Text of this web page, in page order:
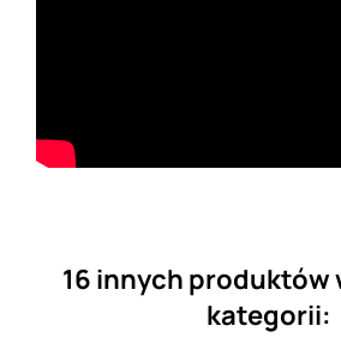
16 innych produktów
kategorii: